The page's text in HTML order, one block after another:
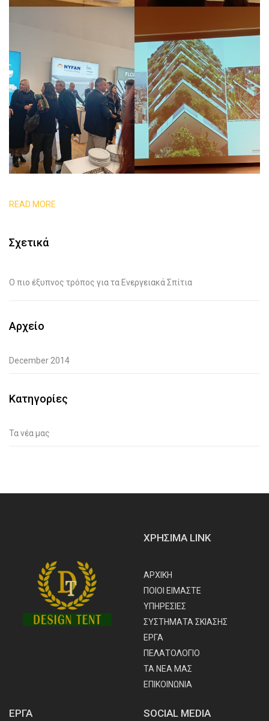
READ MORE
Σχετικά
O πιο έξυπνος τρόπος για τα Ενεργειακά Σπίτια
Αρχείο
December 2014
Κατηγορίες
Τα νέα μας
ΧΡΗΣΙΜΑ LINK
ΑΡΧΙΚΗ
ΠΟΙΟΙ ΕΙΜΑΣΤΕ
ΥΠΗΡΕΣΙΕΣ
ΣΥΣΤΗΜΑΤΑ ΣΚΙΑΣΗΣ
ΕΡΓΑ
ΠΕΛΑΤΟΛΟΓΙΟ
ΤΑ ΝΕΑ ΜΑΣ
ΕΠΙΚΟΙΝΩΝΙΑ
ΕΡΓΑ SOCIAL MEDIA